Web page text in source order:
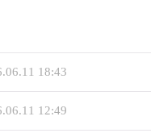
18:43
12:49